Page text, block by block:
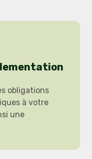
obligations
à votre
une